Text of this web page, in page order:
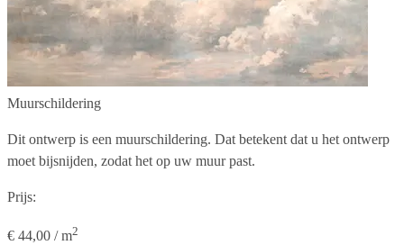
Muurschildering
Dit ontwerp is een muurschildering. Dat betekent dat u het ontwerp
moet bijsnijden, zodat het op uw muur past.
Prijs:
€ 44,00 / m2